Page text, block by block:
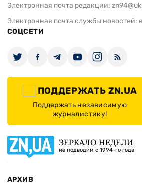
Электронная почта редакции:
Электронная почта службы новостей:
СОЦСЕТИ
ПОДДЕРЖАТЬ ZN.UA
Поддержать независимую
журналистику!
ЗЕРКАЛО НЕДЕЛИ
не подводим с 1994-го года
АРХИВ